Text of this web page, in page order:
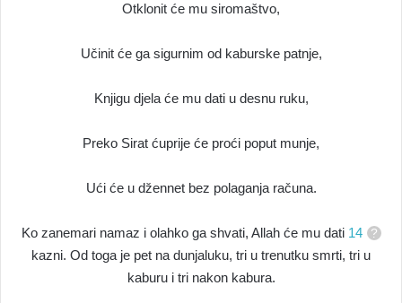
Otklonit će mu siromaštvo,
Učinit će ga sigurnim od kaburske patnje,
Knjigu djela će mu dati u desnu ruku,
Preko Sirat ćuprije će proći poput munje,
Ući će u džennet bez polaganja računa.
Ko zanemari namaz i olahko ga shvati, Allah će mu dati 14
kazni. Od toga je pet na dunjaluku, tri u trenutku smrti, tri u
kaburu i tri nakon kabura.